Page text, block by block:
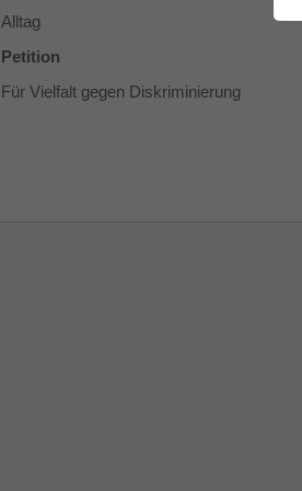
Alltag
Petition
Für Vielfalt gegen Diskriminierung